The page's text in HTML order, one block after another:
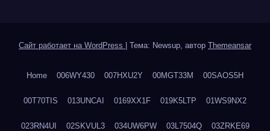
Сайт работает на WordPress Тема: Newsup, автор Themeansar
Home 006WY430 007HXU2Y 00MGT33M 00SAOS5H
00T70TIS 013UNCAI 0169XX1F 019K5LTP 01WS9NX2
023RN4UI 02SKVUL3 034UW6PW 03L7504Q 03ZRKE69